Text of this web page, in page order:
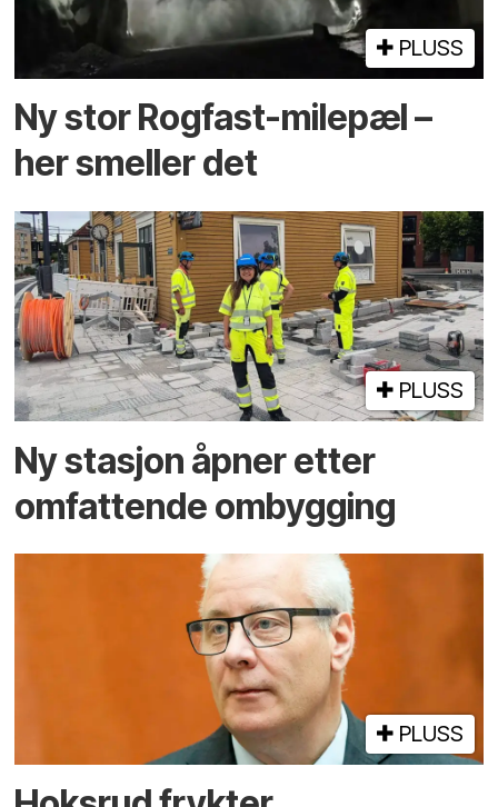
PLUSS
Ny stor Rogfast-milepæl –
her smeller det
PLUSS
Ny stasjon åpner etter
omfattende ombygging
PLUSS